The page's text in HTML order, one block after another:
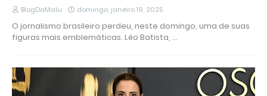
BlogDaMalu domingo, janeiro 19, 2025
O jornalismo brasileiro perdeu, neste domingo, uma de suas
figuras mais emblemáticas. Léo Batista, …